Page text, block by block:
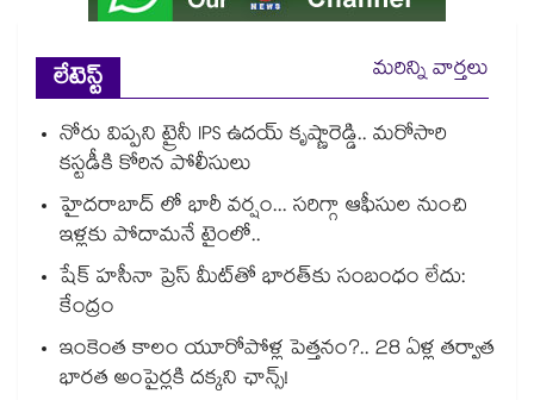
లేటెస్ట్
మరిన్ని వార్తలు
నోరు విప్పని ట్రైనీ IPS ఉదయ్ కృష్ణారెడ్డి.. మరోసారి
కస్టడీకి కోరిన పోలీసులు
హైదరాబాద్ లో భారీ వర్షం... సరిగ్గా ఆఫీసుల నుంచి
ఇళ్లకు పోదామనే టైంలో..
షేక్ హసీనా ప్రెస్ మీట్‎తో భారత్‎కు సంబంధం లేదు:
కేంద్రం
ఇంకెంత కాలం యూరోపోళ్ల పెత్తనం?.. 28 ఏళ్ల తర్వాత
భారత అంపైర్లకి దక్కని ఛాన్స్!